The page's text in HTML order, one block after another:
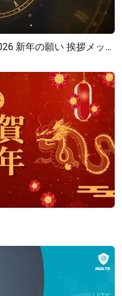
カスタマイズ 魔法の黄金カウントダウン 2026 新年の願い 挨拶メッセージ イントロ